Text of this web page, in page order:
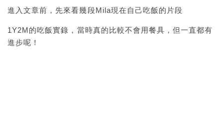
進入文章前，先來看幾段Mila現在自己吃飯的片段
1Y2M的吃飯實錄，當時真的比較不會用餐具，但一直都有
進步呢！